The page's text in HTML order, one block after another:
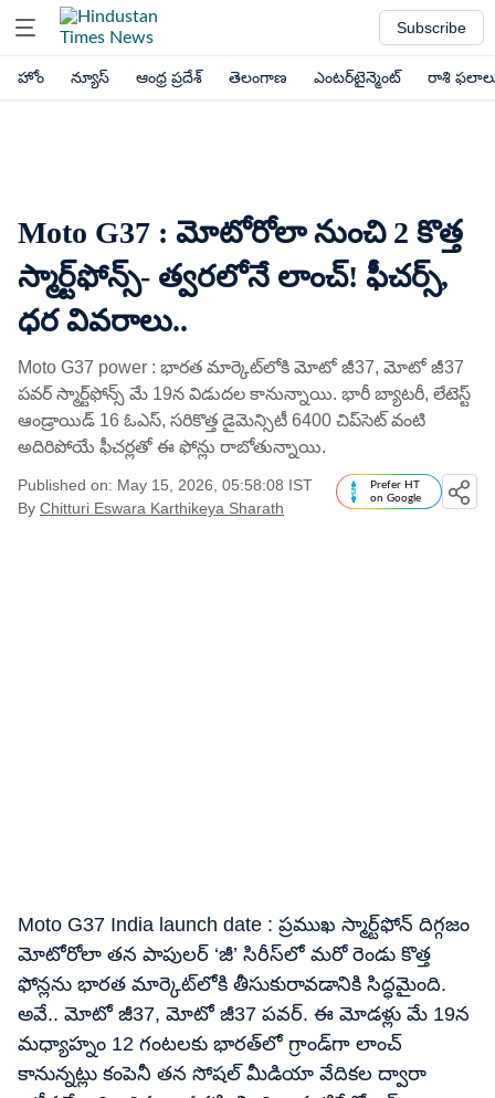
Subscribe
హోం న్యూస్ ఆంధ్ర ప్రదేశ్ తెలంగాణ ఎంటర్‌టైన్మెంట్ రాశి
Moto G37 : మోటోరోలా నుంచి 2 కొత్త
స్మార్ట్​ఫోన్స్​- త్వరలోనే లాంచ్! ఫీచర్స్,
ధర వివరాలు..
Moto G37 power : భారత మార్కెట్​లోకి మోటో జీ37, మోటో జీ37
పవర్ స్మార్ట్‌ఫోన్స్ మే 19న విడుదల కానున్నాయి. భారీ బ్యాటరీ, లేటెస్ట్
ఆండ్రాయిడ్ 16 ఓఎస్, సరికొత్త డైమెన్సిటీ 6400 చిప్‌సెట్ వంటి
అదిరిపోయే ఫీచర్లతో ఈ ఫోన్లు రాబోతున్నాయి.
Published on: May 15, 2026, 05:58:08 IST
By Chitturi Eswara Karthikeya Sharath
Prefer HT
on Google
Moto G37 India launch date : ప్రముఖ స్మార్ట్‌ఫోన్ దిగ్గజం
మోటోరోలా తన పాపులర్ ‘జీ’ సిరీస్‌లో మరో రెండు కొత్త
ఫోన్లను భారత మార్కెట్​లోకి తీసుకురావడానికి సిద్ధమైంది.
అవే.. మోటో జీ37, మోటో జీ37 పవర్. ఈ మోడళ్లు మే 19న
మధ్యాహ్నం 12 గంటలకు భారత్‌లో గ్రాండ్‌గా లాంచ్
కానున్నట్లు కంపెనీ తన సోషల్ మీడియా వేదికల ద్వారా